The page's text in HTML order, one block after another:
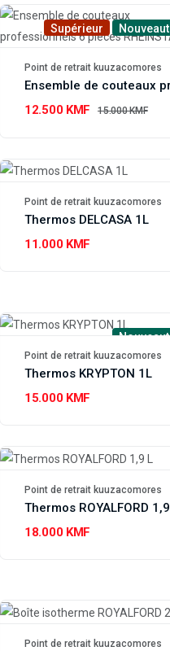
Supérieur
Point de retrait kuuzacomores
12.500 KMF
15.000 KMF
Point de retrait kuuzacomores
Thermos DELCASA 1L
11.000 KMF
Point de retrait kuuzacomores
Thermos KRYPTON 1L
15.000 KMF
Point de retrait kuuzacomores
Thermos ROYALFORD
18.000 KMF
Point de retrait kuuzacomores